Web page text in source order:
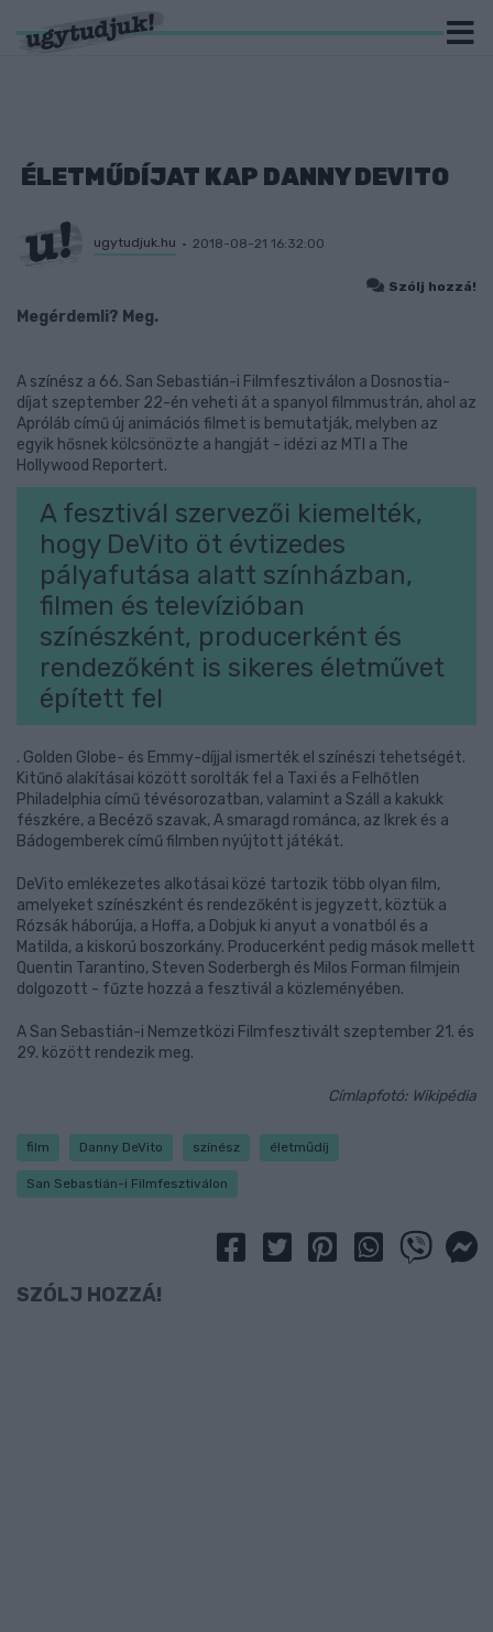
ÉLETMŰDÍJAT KAP DANNY DEVITO
ugytudjuk.hu 2018-08-21 16:32:00
Szólj hozzá!
Megérdemli? Meg.
A színész a 66. San Sebastián-i Filmfesztiválon a Dosnostia-
díjat szeptember 22-én veheti át a spanyol filmmustrán, ahol az
Apróláb című új animációs filmet is bemutatják, melyben az
egyik hősnek kölcsönözte a hangját - idézi az MTI a The
Hollywood Reportert.
A fesztivál szervezői kiemelték,
hogy DeVito öt évtizedes
pályafutása alatt színházban,
filmen és televízióban
színészként, producerként és
rendezőként is sikeres életművet
épített fel
. Golden Globe- és Emmy-díjjal ismerték el színészi tehetségét.
Kitűnő alakításai között sorolták fel a Taxi és a Felhőtlen
Philadelphia című tévésorozatban, valamint a Száll a kakukk
fészkére, a Becéző szavak, A smaragd románca, az Ikrek és a
Bádogemberek című filmben nyújtott játékát.
DeVito emlékezetes alkotásai közé tartozik több olyan film,
amelyeket színészként és rendezőként is jegyzett, köztük a
Rózsák háborúja, a Hoffa, a Dobjuk ki anyut a vonatból és a
Matilda, a kiskorú boszorkány. Producerként pedig mások mellett
Quentin Tarantino, Steven Soderbergh és Milos Forman filmjein
dolgozott - fűzte hozzá a fesztivál a közleményében.
A San Sebastián-i Nemzetközi Filmfesztivált szeptember 21. és
29. között rendezik meg.
Címlapfotó: Wikipédia
film Danny DeVito színész életműdíj
San Sebastián-i Filmfesztiválon
SZÓLJ HOZZÁ!